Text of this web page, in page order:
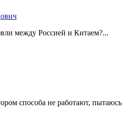
между Россией и Китаем?...
способа не работают, пытаюсь